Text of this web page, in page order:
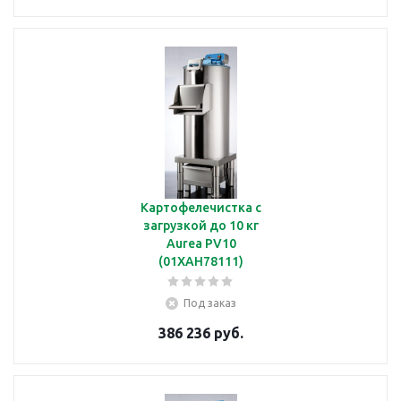
Картофелечистка с
загрузкой до 10 кг
Aurea PV10
(01XAH78111)
Под заказ
386 236 руб.